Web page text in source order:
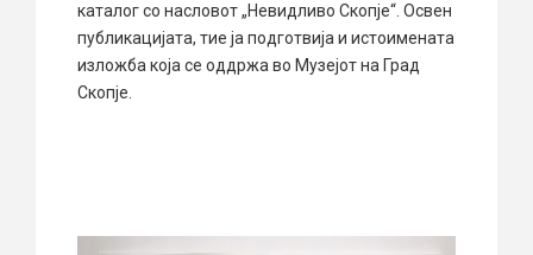
каталог со насловот „Невидливо Скопје“. Освен
публикацијата, тие ја подготвија и истоимената
изложба која се оддржа во Музејот на Град
Скопје.